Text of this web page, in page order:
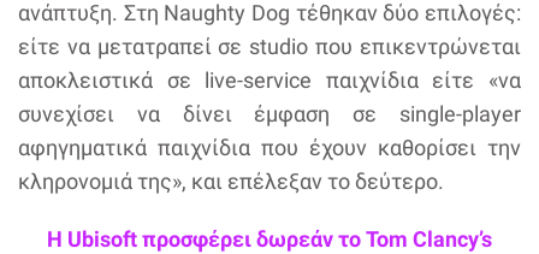
ανάπτυξη. Στη Naughty Dog τέθηκαν δύο επιλογές:
είτε να μετατραπεί σε studio που επικεντρώνεται
αποκλειστικά σε live-service παιχνίδια είτε «να
συνεχίσει να δίνει έμφαση σε single-player
αφηγηματικά παιχνίδια που έχουν καθορίσει την
κληρονομιά της», και επέλεξαν το δεύτερο.
Η Ubisoft προσφέρει δωρεάν το Tom Clancy’s